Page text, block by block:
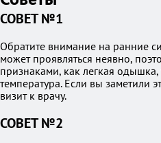
СОВЕТ №1
Обратите внимание на ранние
может проявляться неявно,
признаками, как легкая одышка,
температура. Если вы заметили
визит к врачу.
СОВЕТ №2